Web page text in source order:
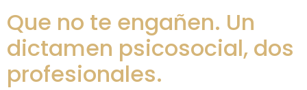
Que no te engañen. Un
dictamen psicosocial, dos
profesionales.